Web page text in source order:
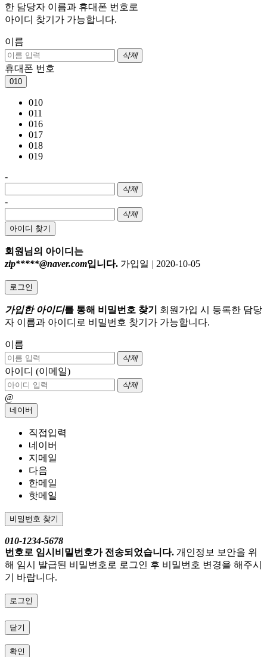
한 담당자 이름과 휴대폰 번호로
아이디 찾기가 가능합니다.
이름
삭제
휴대폰 번호
010
010
011
016
017
018
019
-
삭제
-
삭제
아이디 찾기
회원님의 아이디는
zip*****@naver.com입니다. 가입일 | 2020-10-05
로그인
가입한 아이디를 통해 비밀번호 찾기
회원가입 시 등록한 담당
자 이름과 아이디로 비밀번호 찾기가 가능합니다.
이름
삭제
아이디 (이메일)
삭제
@
네이버
직접입력
네이버
지메일
다음
한메일
핫메일
비밀번호 찾기
010-1234-5678
번호로 임시비밀번호가 전송되었습니다. 개인정보 보안을 위
해 임시 발급된 비밀번호로 로그인 후 비밀번호 변경을 해주시
기 바랍니다.
로그인
닫기
확인